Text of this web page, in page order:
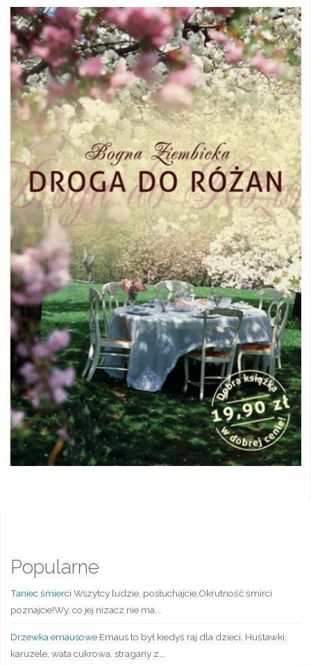
Popularne
Taniec śmierci Wszytcy ludzie, posłuchajcie,Okrutność śmirci
poznajcie!Wy, co jej nizacz nie ma...
Drzewka emausowe Emaus to był kiedyś raj dla dzieci. Huśtawki,
karuzele, wata cukrowa, stragany z...